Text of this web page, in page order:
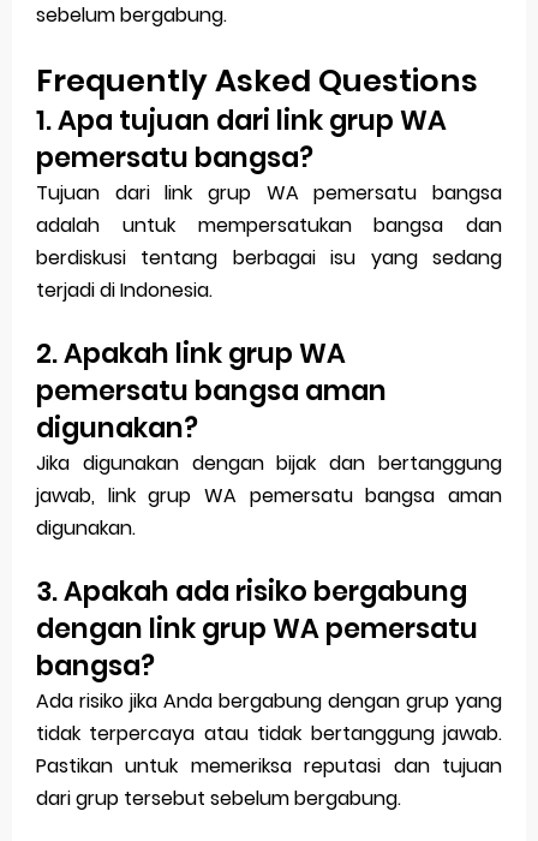
sebelum bergabung.
Frequently Asked Questions
1. Apa tujuan dari link grup WA
pemersatu bangsa?
Tujuan dari link grup WA pemersatu bangsa
adalah untuk mempersatukan bangsa dan
berdiskusi tentang berbagai isu yang sedang
terjadi di Indonesia.
2. Apakah link grup WA
pemersatu bangsa aman
digunakan?
Jika digunakan dengan bijak dan bertanggung
jawab, link grup WA pemersatu bangsa aman
digunakan.
3. Apakah ada risiko bergabung
dengan link grup WA pemersatu
bangsa?
Ada risiko jika Anda bergabung dengan grup yang
tidak terpercaya atau tidak bertanggung jawab.
Pastikan untuk memeriksa reputasi dan tujuan
dari grup tersebut sebelum bergabung.